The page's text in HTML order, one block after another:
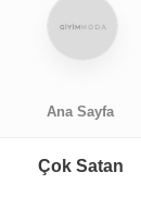
Ana Sayfa
Çok Satan